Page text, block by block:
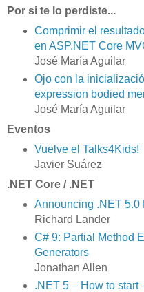
Por si te lo perdiste...
Comprimir el
en ASP.NET Core
José María Aguilar
Ojo con la
expression bodied
José María Aguilar
Eventos
Vuelve el Talks4Kids!
Javier Suárez
.NET Core / .NET
Announcing .NET 5.0
Richard Lander
C# 9: Partial Method
Generators
Jonathan Allen
.NET 5 – How to start